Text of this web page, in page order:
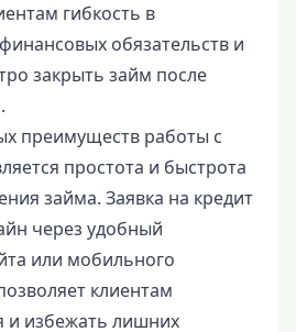
гибкость в
обязательств и
закрыть займ после
преимуществ работы с
простота и быстрота
займа. Заявка на кредит
через удобный
или мобильного
клиентам
и избежать лишних